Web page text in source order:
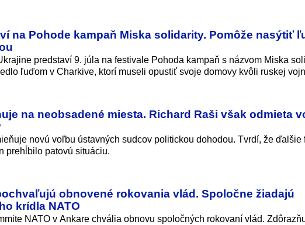
na Pohode kampaň Miska solidarity. Pomôže nasýtiť
predstaví 9. júla na festivale Pohoda kampaň s názvom Miska
ľuďom v Charkive, ktorí museli opustiť svoje domovy kvôli ruskej
na neobsadené miesta. Richard Raši však odmieta
novú voľbu ústavných sudcov politickou dohodou. Tvrdí, že ďalšie
prehĺbilo patovú situáciu.
obnovené rokovania vlád. Spoločne žiadajú
krídla NATO
NATO v Ankare chvália obnovu spoločných rokovaní vlád.